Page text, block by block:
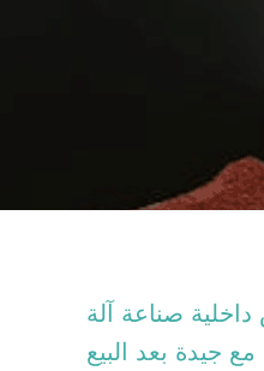
صناعة آلة
جيدة بعد البيع